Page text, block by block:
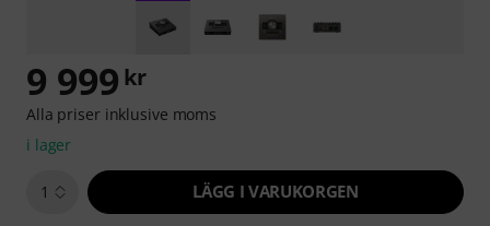
9 999 kr
Alla priser inklusive moms
i lager
1 LÄGG I VARUKORGEN